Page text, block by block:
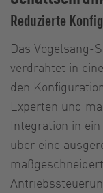
Reduzierte
Das Vogelsang-
verdrahtet in
den
Experten und
Integration in
über eine